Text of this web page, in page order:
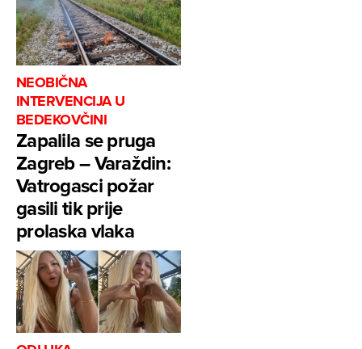
NEOBIČNA
INTERVENCIJA U
BEDEKOVČINI
Zapalila se pruga
Zagreb – Varaždin:
Vatrogasci požar
gasili tik prije
prolaska vlaka